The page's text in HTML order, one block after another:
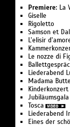
Premiere: La
Giselle
Rigoletto
Samson et
L’elisir
Le nozze di
Liederabend
Madama
Kinderkonzert
Tosca
Liederabend
Eines der